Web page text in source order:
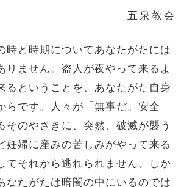
五泉教会
と時期についてあなたがたには
りません。盗人が夜やって来るよ
るということを、あなたがた自身
らです。人々が「無事だ。安全
そのやさきに、突然、破滅が襲う
妊婦に産みの苦しみがやって来る
てそれから逃れられません。しか
なたがたは暗闇の中にいるのでは